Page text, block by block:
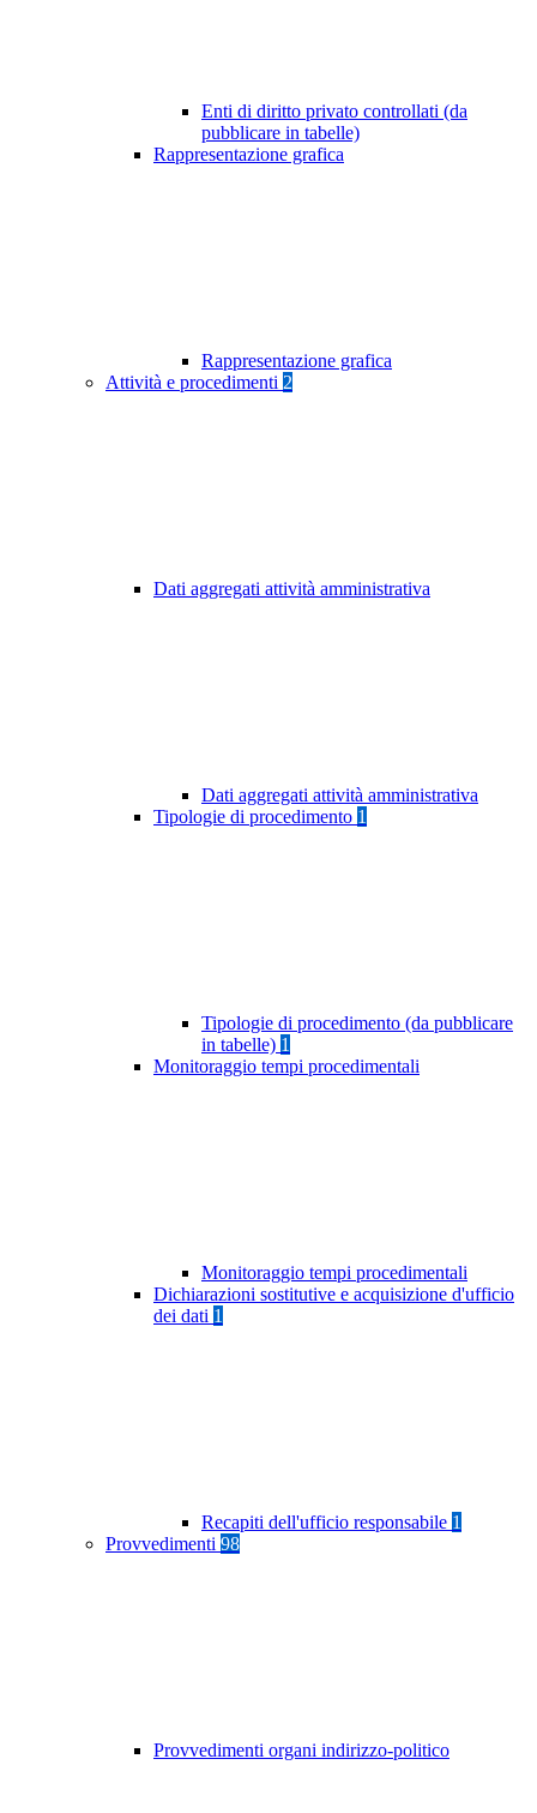
Enti di diritto privato controllati (da
pubblicare in tabelle)
Rappresentazione grafica
Rappresentazione grafica
Attività e procedimenti 2
Dati aggregati attività amministrativa
Dati aggregati attività amministrativa
Tipologie di procedimento 1
Tipologie di procedimento (da pubblicare
in tabelle) 1
Monitoraggio tempi procedimentali
Monitoraggio tempi procedimentali
Dichiarazioni sostitutive e acquisizione d'ufficio
dei dati 1
Recapiti dell'ufficio responsabile 1
Provvedimenti 98
Provvedimenti organi indirizzo-politico